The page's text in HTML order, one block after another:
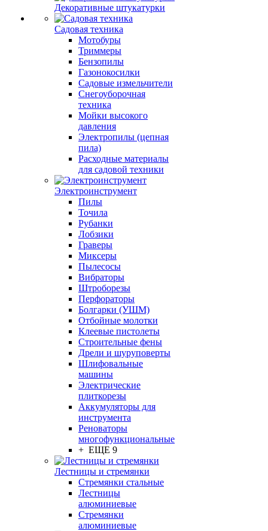
Декоративные штукатурки
Садовая техника
Мотобуры
Триммеры
Бензопилы
Газонокосилки
Садовые измельчители
Снегоуборочная
техника
Мойки высокого
давления
Электропилы (цепная
пила)
Расходные материалы
для садовой техники
Электроинструмент
Пилы
Точила
Рубанки
Лобзики
Граверы
Миксеры
Пылесосы
Вибраторы
Штроборезы
Перфораторы
Болгарки (УШМ)
Отбойные молотки
Клеевые пистолеты
Строительные фены
Дрели и шуруповерты
Шлифовальные
машины
Электрические
плиткорезы
Аккумуляторы для
инструмента
Реноваторы
многофункциональные
+ ЕЩЕ 9
Лестницы и стремянки
Стремянки стальные
Лестницы
алюминиевые
Стремянки
алюминиевые